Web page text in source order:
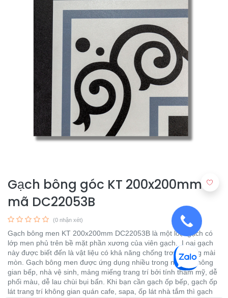
Gạch bông góc KT 200x200mm
mã DC22053B
(0 nhận xét)
Gạch bông men KT 200x200mm DC22053B là một loại gạch có
lớp men phủ trên bề mặt phần xương của viên gạch. Loại gạch
này được biết đến là vật liệu có khả năng chống trơn, chống mài
mòn. Gạch bông men được ứng dụng nhiều trong những không
gian bếp, nhà vệ sinh, mảng miếng trang trí bởi tính thẩm mỹ, dễ
phối màu, dễ lau chùi bụi bẩn. Khi bạn cần gạch ốp bếp, gạch ốp
lát trang trí không gian quán cafe, sapa, ốp lát nhà tắm thì gạch